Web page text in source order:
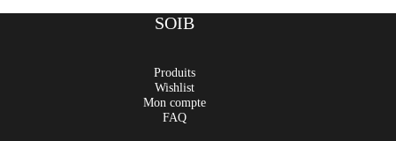
SOIB
Produits
Wishlist
Mon compte
FAQ